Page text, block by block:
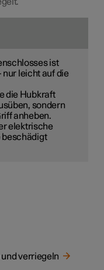
ist
leicht auf die
die Hubkraft
sondern
anheben.
elektrische
beschädigt
verriegeln